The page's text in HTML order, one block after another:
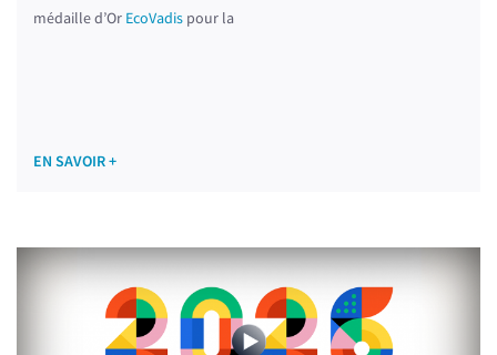
médaille d’Or EcoVadis pour la
EN SAVOIR +